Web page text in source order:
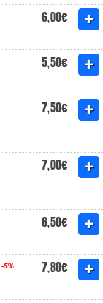
6,00€
5,50€
7,50€
7,00€
6,50€
-5% 7,80€